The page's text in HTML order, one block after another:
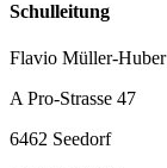
Schulleitung
Flavio Müller-Huber
A Pro-Strasse 47
6462 Seedorf